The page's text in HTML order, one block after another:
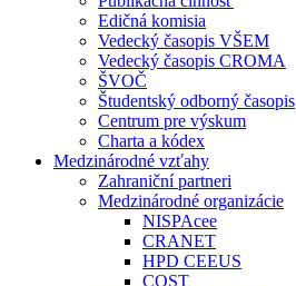
Edičná komisia
Vedecký časopis VŠEM
Vedecký časopis CROMA
ŠVOČ
Študentský odborný časopis
Centrum pre výskum
Charta a kódex
Medzinárodné vzťahy
Zahraniční partneri
Medzinárodné organizácie
NISPAcee
CRANET
HPD CEEUS
COST